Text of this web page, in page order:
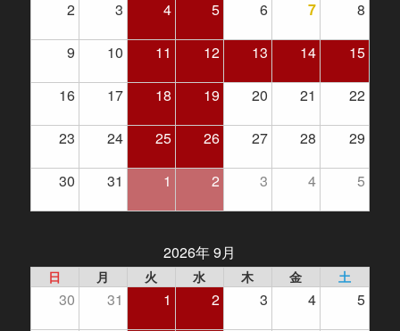
2 3 4 5 6 7 8
9 10 11 12 13 14 15
16 17 18 19 20 21 22
23 24 25 26 27 28 29
30 31 1 2 3 4 5
2026年 9月
日 月 火 水 木 金 土
30 31 1 2 3 4 5